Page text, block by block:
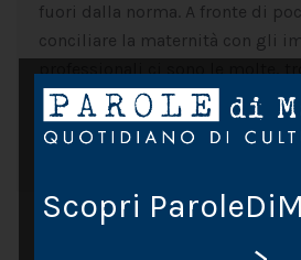
fuori dalla norma. A fronte di
conciliare la maternità con gli
professionali ci sono le molte,
non riescono nemmeno ad
maternità. Ed è a queste donne
Scopri